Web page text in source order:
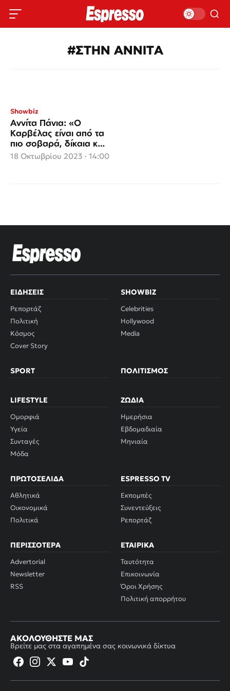
#ΣΤΗΝ ΑΝΝΙΤΑ
Showbiz
Αννίτα Πάνια: «Ο
Καρβέλας είναι από τα
πιο σοβαρά, δίκαια και
πραγματικά ποιοτικά
πλάσματα»
18 Οκτωβρίου 2023 · 14:00
ΕΙΔΉΣΕΙΣ
Ρεπορτάζ
Πολιτική
Κόσμος
Cover Story
SHOWBIZ
Celebrities
Hollywood
Media
SPORT ΠΟΛΙΤΙΣΜΌΣ
LIFESTYLE
Ομορφιά
Υγεία
Συνταγές
Μόδα
ΖΏΔΙΑ
Ημερήσια
Εβδομαδιαία
Μηνιαία
ΠΡΩΤΟΣΈΛΙΔΑ
Αθλητικά
Οικονομικά
Πολιτικά
ESPRESSO TV
Εκπομπές
Συνεντεύξεις
Ρεπορτάζ
ΠΕΡΙΣΣΌΤΕΡΑ
Advertorial
Newsletter
RSS
ΕΤΑΙΡΙΚΆ
Ταυτότητα
Επικοινωνία
Όροι Χρήσης
Πολιτική απορρήτου
ΑΚΟΛΟΥΘΉΣΤΕ ΜΑΣ
Βρείτε μας στα αγαπημένα σας κοινωνικά δίκτυα